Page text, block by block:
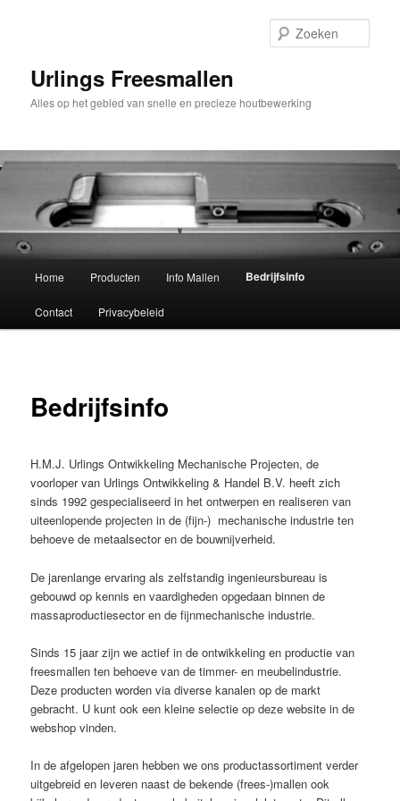
inhoudUrlings Freesmallen
Alles op het gebied van snelle en precieze houtbewerking
Home Producten Info Mallen Bedrijfsinfo
Contact Privacybeleid
Bedrijfsinfo
H.M.J. Urlings Ontwikkeling Mechanische Projecten, de
voorloper van Urlings Ontwikkeling & Handel B.V. heeft zich
sinds 1992 gespecialiseerd in het ontwerpen en realiseren van
uiteenlopende projecten in de (fijn-) mechanische industrie ten
behoeve de metaalsector en de bouwnijverheid.
De jarenlange ervaring als zelfstandig ingenieursbureau is
gebouwd op kennis en vaardigheden opgedaan binnen de
massaproductiesector en de fijnmechanische industrie.
Sinds 15 jaar zijn we actief in de ontwikkeling en productie van
freesmallen ten behoeve van de timmer- en meubelindustrie.
Deze producten worden via diverse kanalen op de markt
gebracht. U kunt ook een kleine selectie op deze website in de
webshop vinden.
In de afgelopen jaren hebben we ons productassortiment verder
uitgebreid en leveren naast de bekende (frees-)mallen ook